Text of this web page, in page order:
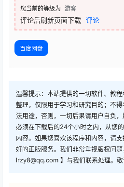
您当前的等级为 游客
评论后刷新页面下载 评论
百度网盘
温馨提示：本站提供的一切软件、教
整理，仅限用于学习和研究目的；不
法用途，否则，一切后果请用户自负
必须在下载后的24个小时之内，从您
内容。如果您喜欢该程序和内容，请
好的正版服务。我们非常重视版权问
lrzy8@qq.com 】与我们联系处理。敬